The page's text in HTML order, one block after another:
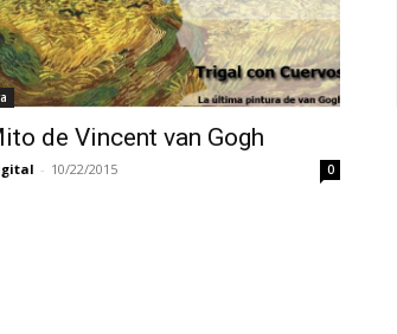
de Vincent van Gogh
- 10/22/2015 0